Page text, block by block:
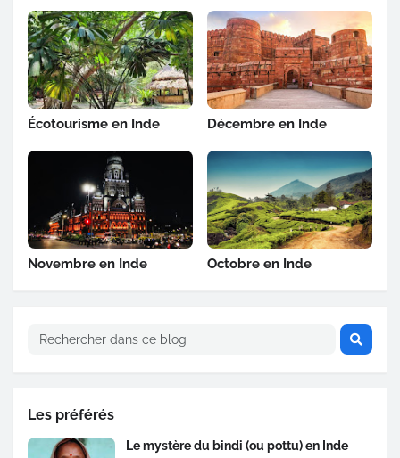
Écotourisme en Inde Décembre en Inde
Novembre en Inde Octobre en Inde
Les préférés
Le mystère du bindi (ou pottu) en Inde